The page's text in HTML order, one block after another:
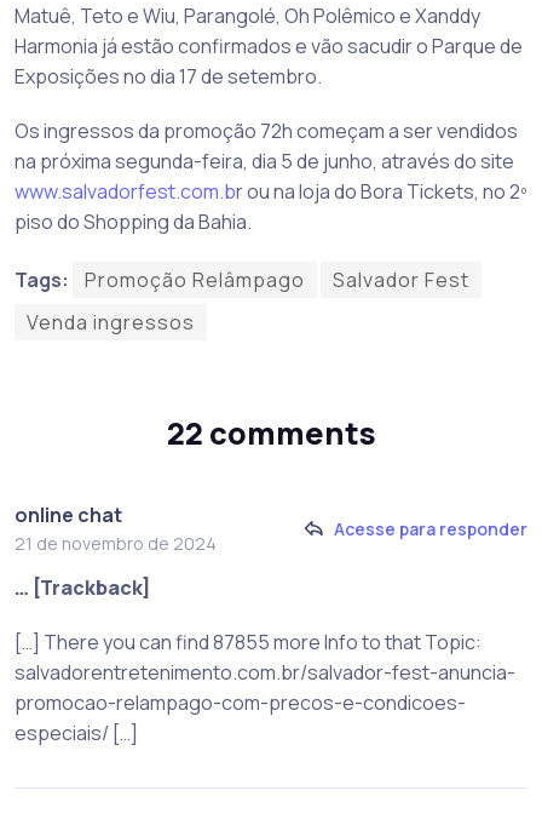
Matuê, Teto e Wiu, Parangolé, Oh Polêmico e Xanddy
Harmonia já estão confirmados e vão sacudir o Parque de
Exposições no dia 17 de setembro.
Os ingressos da promoção 72h começam a ser vendidos
na próxima segunda-feira, dia 5 de junho, através do site
www.salvadorfest.com.br ou na loja do Bora Tickets, no 2º
piso do Shopping da Bahia.
Tags: Promoção Relâmpago
Salvador Fest
Venda ingressos
22 comments
online chat
21 de novembro de 2024
Acesse para responder
… [Trackback]
[…] There you can find 87855 more Info to that Topic:
salvadorentretenimento.com.br/salvador-fest-anuncia-
promocao-relampago-com-precos-e-condicoes-
especiais/ […]